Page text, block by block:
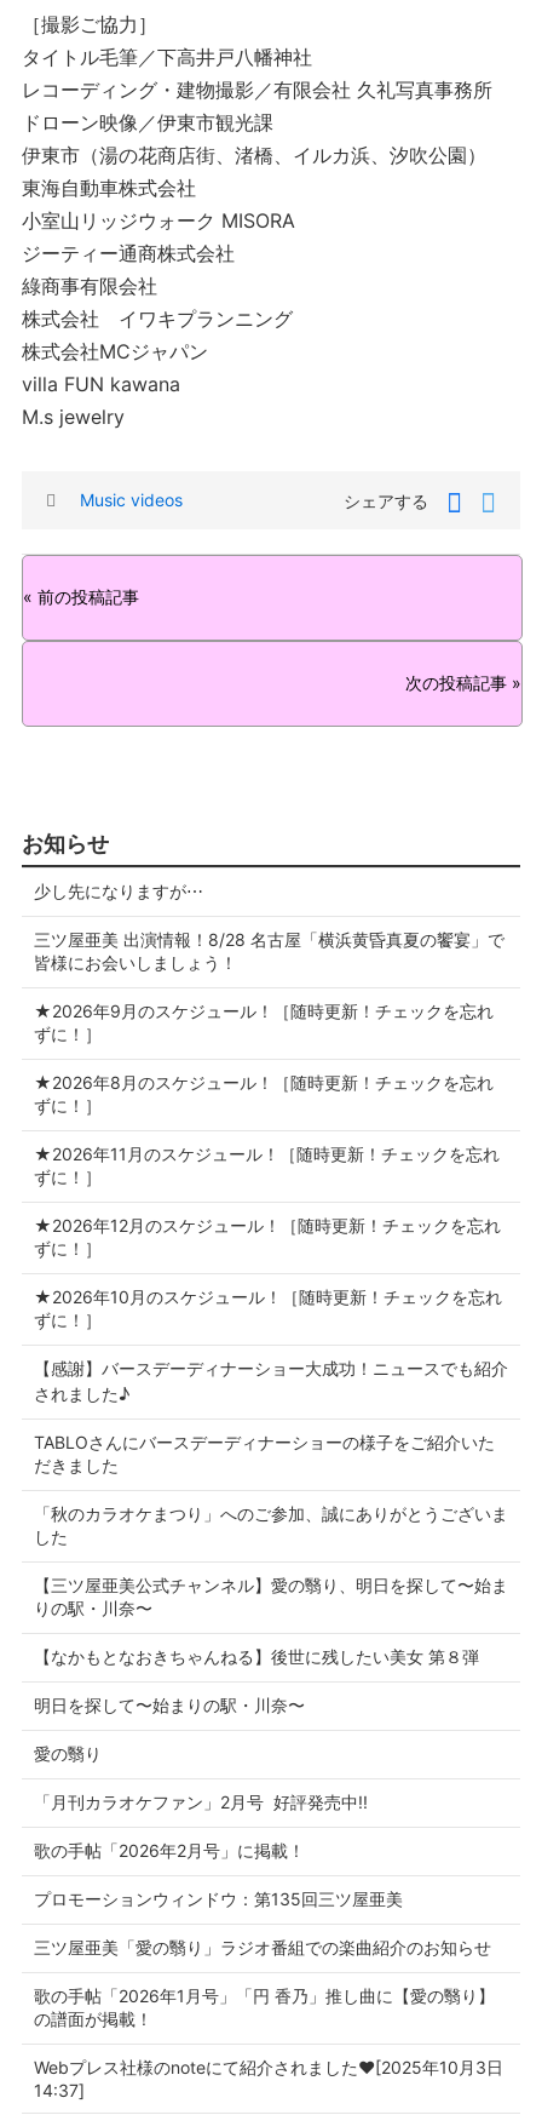
［撮影ご協力］
タイトル毛筆／下高井戸八幡神社
レコーディング・建物撮影／有限会社 久礼写真事務所
ドローン映像／伊東市観光課
伊東市（湯の花商店街、渚橋、イルカ浜、汐吹公園）
東海自動車株式会社
小室山リッジウォーク MISORA
ジーティー通商株式会社
綠商事有限会社
株式会社 イワキプランニング
株式会社MCジャパン
villa FUN kawana
M.s jewelry
Music videos シェアする
« 前の投稿記事
次の投稿記事 »
お知らせ
少し先になりますが⋯
三ツ屋亜美 出演情報！8/28 名古屋「横浜黄昏真夏の饗宴」で
皆様にお会いしましょう！
★2026年9月のスケジュール！［随時更新！チェックを忘れ
ずに！］
★2026年8月のスケジュール！［随時更新！チェックを忘れ
ずに！］
★2026年11月のスケジュール！［随時更新！チェックを忘れ
ずに！］
★2026年12月のスケジュール！［随時更新！チェックを忘れ
ずに！］
★2026年10月のスケジュール！［随時更新！チェックを忘れ
ずに！］
【感謝】バースデーディナーショー大成功！ニュースでも紹介
されました♪
TABLOさんにバースデーディナーショーの様子をご紹介いた
だきました
「秋のカラオケまつり」へのご参加、誠にありがとうございま
した
【三ツ屋亜美公式チャンネル】愛の翳り、明日を探して〜始ま
りの駅・川奈〜
【なかもとなおきちゃんねる】後世に残したい美女 第８弾
明日を探して〜始まりの駅・川奈〜
愛の翳り
「月刊カラオケファン」2月号 好評発売中!!
歌の手帖「2026年2月号」に掲載！
プロモーションウィンドウ：第135回三ツ屋亜美
三ツ屋亜美「愛の翳り」ラジオ番組での楽曲紹介のお知らせ
歌の手帖「2026年1月号」「円 香乃」推し曲に【愛の翳り】
の譜面が掲載！
Webプレス社様のnoteにて紹介されました♥[2025年10月3日
14:37]